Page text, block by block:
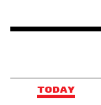
TODAY